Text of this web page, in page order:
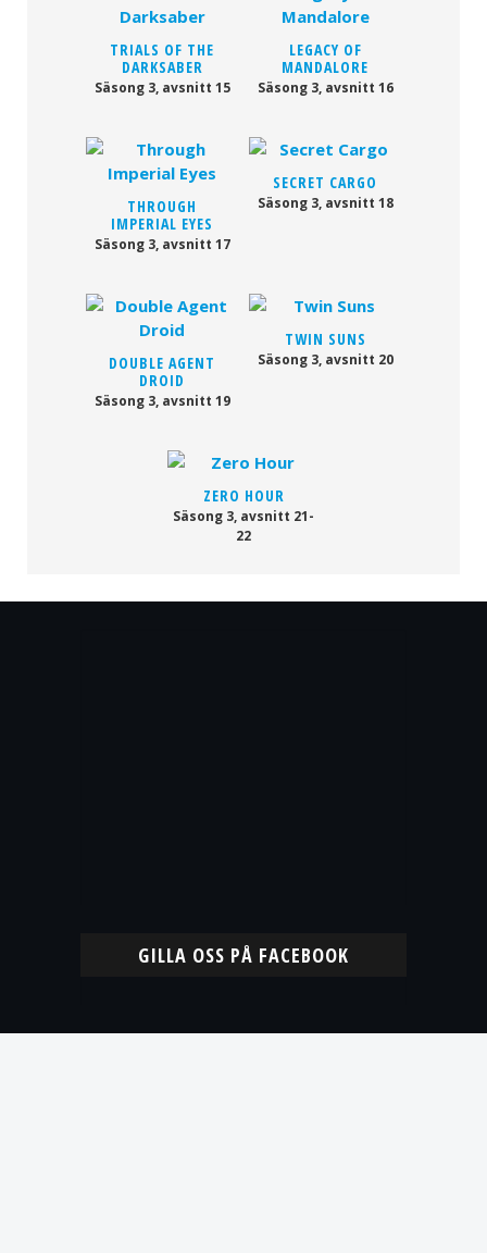
TRIALS OF THE
DARKSABER
Säsong 3, avsnitt 15
LEGACY OF
MANDALORE
Säsong 3, avsnitt 16
THROUGH
IMPERIAL EYES
Säsong 3, avsnitt 17
SECRET CARGO
Säsong 3, avsnitt 18
DOUBLE AGENT
DROID
Säsong 3, avsnitt 19
TWIN SUNS
Säsong 3, avsnitt 20
ZERO HOUR
Säsong 3, avsnitt 21-
22
GILLA OSS PÅ FACEBOOK